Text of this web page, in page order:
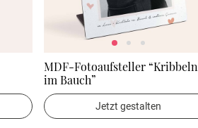
MDF-Fotoaufsteller “Kribbeln
im Bauch”
Jetzt gestalten